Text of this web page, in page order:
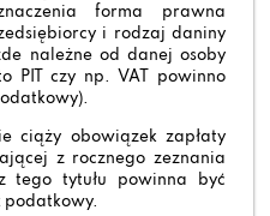
forma prawna
i rodzaj daniny
należne od danej osoby
PIT czy np. VAT powinno
ciąży obowiązek zapłaty
z rocznego zeznania
tego tytułu powinna być
podatkowy.